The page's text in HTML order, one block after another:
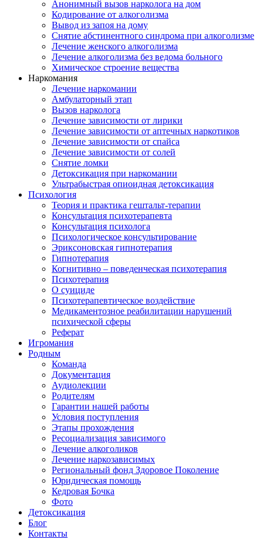
Анонимный вызов нарколога на дом
Кодирование от алкоголизма
Вывод из запоя на дому
Снятие абстинентного синдрома при алкоголизме
Лечение женского алкоголизма
Лечение алкоголизма без ведома больного
Химическое строение вещества
Наркомания
Лечение наркомании
Амбулаторный этап
Вызов нарколога
Лечение зависимости от лирики
Лечение зависимости от аптечных наркотиков
Лечение зависимости от спайса
Лечение зависимости от солей
Снятие ломки
Детоксикация при наркомании
Ультрабыстрая опиоидная детоксикация
Психология
Теория и практика гештальт-терапии
Консультация психотерапевта
Консультация психолога
Психологическое консультирование
Эриксоновская гипнотерапия
Гипнотерапия
Когнитивно – поведенческая психотерапия
Психотерапия
О суициде
Психотерапевтическое воздействие
Медикаментозное реабилитации нарушений
психической сферы
Реферат
Игромания
Родным
Команда
Документация
Аудиолекции
Родителям
Гарантии нашей работы
Условия поступления
Этапы прохождения
Ресоциализация зависимого
Лечение алкоголиков
Лечение наркозависимых
Региональный фонд Здоровое Поколение
Юридическая помощь
Кедровая Бочка
Фото
Детоксикация
Блог
Контакты